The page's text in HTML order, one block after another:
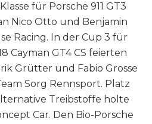
für Porsche 911 GT3
Nico Otto und Benjamin
Racing. In der Cup 3 für
Cayman GT4 CS feierten
Grütter und Fabio Grosse
Sorg Rennsport. Platz
Treibstoffe holte
Car. Den Bio-Porsche